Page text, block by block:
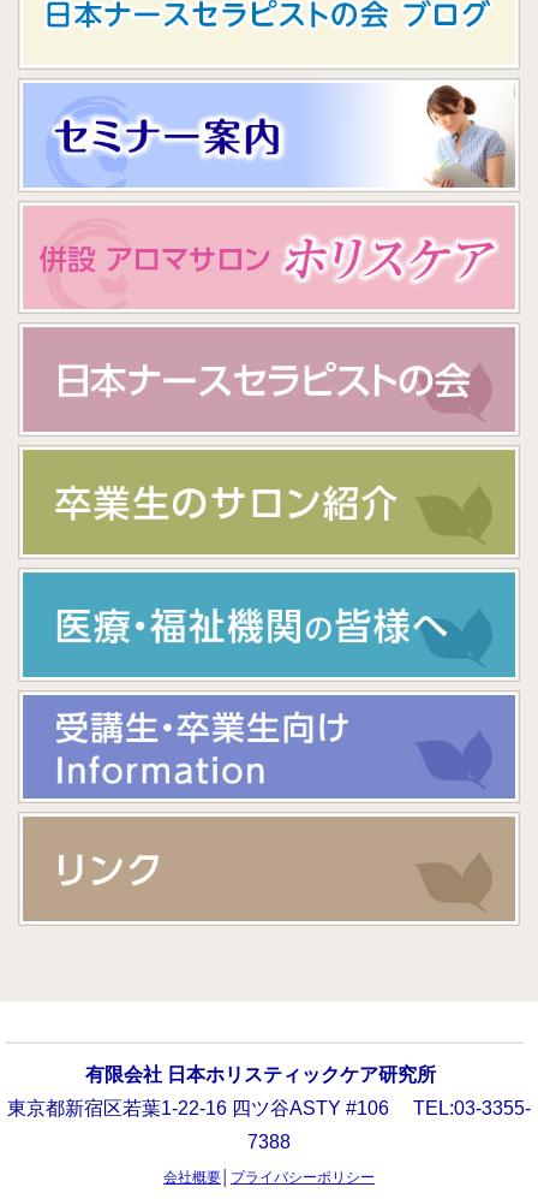
有限会社 日本ホリスティックケア研究所
東京都新宿区若葉1-22-16 四ツ谷ASTY #106 TEL:03-3355-
7388
会社概要 プライバシーポリシー